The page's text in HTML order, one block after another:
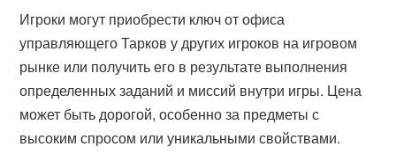
Игроки могут приобрести ключ от офиса
управляющего Тарков у других игроков на игровом
рынке или получить его в результате выполнения
определенных заданий и миссий внутри игры. Цена
может быть дорогой, особенно за предметы с
высоким спросом или уникальными свойствами.